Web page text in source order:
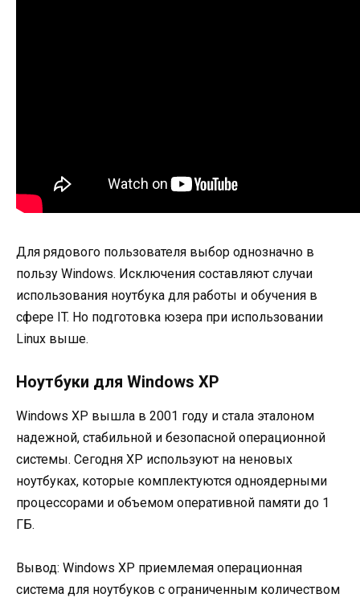
Для рядового пользователя выбор однозначно в
пользу Windows. Исключения составляют случаи
использования ноутбука для работы и обучения в
сфере IT. Но подготовка юзера при использовании
Linux выше.
Ноутбуки для Windows ХР
Windows ХР вышла в 2001 году и стала эталоном
надежной, стабильной и безопасной операционной
системы. Сегодня XP используют на неновых
ноутбуках, которые комплектуются одноядерными
процессорами и объемом оперативной памяти до 1
ГБ.
Вывод: Windows ХР приемлемая операционная
система для ноутбуков с ограниченным количеством